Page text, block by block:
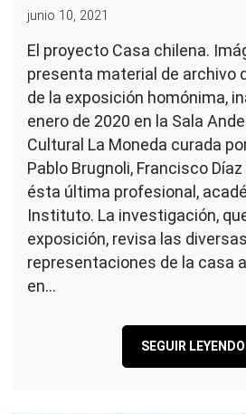
junio 10, 2021
El proyecto Casa chilena.
presenta material de archivo
de la exposición homónima,
enero de 2020 en la Sala
Cultural La Moneda curada
Pablo Brugnoli, Francisco
ésta última profesional,
Instituto. La investigación,
exposición, revisa las diversas
representaciones de la casa
en…
SEGUIR LEYENDO